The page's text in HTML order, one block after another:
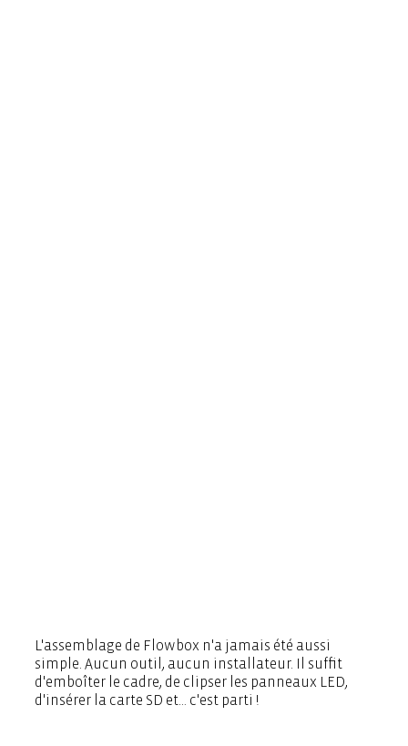
L'assemblage de Flowbox n'a jamais été aussi
simple. Aucun outil, aucun installateur. Il suffit
d'emboîter le cadre, de clipser les panneaux LED,
d'insérer la carte SD et… c'est parti !